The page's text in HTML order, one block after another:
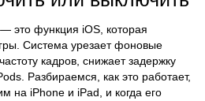
это функция iOS, которая
Система урезает фоновые
кадров, снижает задержку
Разбираемся, как это работает,
на iPhone и iPad, и когда его